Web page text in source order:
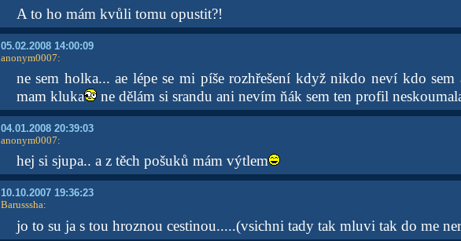
A to ho mám kvůli tomu opustit?!
05.02.2008 14:00:09
anonym0007:
ne sem holka... ae lépe se mi píše rozhřešení když nikdo neví kdo
mam kluka
ne dělám si srandu ani nevím ňák sem ten profil
04.01.2008 20:39:03
anonym0007:
hej si sjupa.. a z těch pošuků mám výtlem
10.10.2007 19:36:23
Barusssha:
jo to su ja s tou hroznou cestinou.....(vsichni tady tak mluvi tak do me